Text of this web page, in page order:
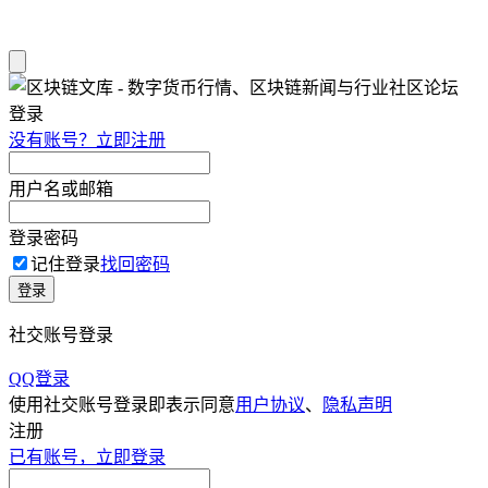
登录
没有账号？立即注册
用户名或邮箱
登录密码
记住登录找回密码
登录
社交账号登录
QQ登录
使用社交账号登录即表示同意用户协议、
隐私声明
注册
已有账号，立即登录